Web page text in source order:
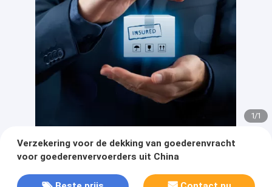
1/1
Verzekering voor de dekking van goederenvracht
voor goederenvervoerders uit China